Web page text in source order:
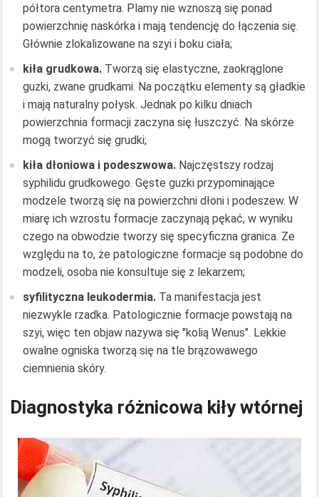
półtora centymetra. Plamy nie wznoszą się ponad
powierzchnię naskórka i mają tendencję do łączenia się.
Głównie zlokalizowane na szyi i boku ciała;
kiła grudkowa. Tworzą się elastyczne, zaokrąglone
guzki, zwane grudkami. Na początku elementy są gładkie
i mają naturalny połysk. Jednak po kilku dniach
powierzchnia formacji zaczyna się łuszczyć. Na skórze
mogą tworzyć się grudki;
kiła dłoniowa i podeszwowa. Najczęstszy rodzaj
syphilidu grudkowego. Gęste guzki przypominające
modzele tworzą się na powierzchni dłoni i podeszew. W
miarę ich wzrostu formacje zaczynają pękać, w wyniku
czego na obwodzie tworzy się specyficzna granica. Ze
względu na to, że patologiczne formacje są podobne do
modzeli, osoba nie konsultuje się z lekarzem;
syfilityczna leukodermia. Ta manifestacja jest
niezwykle rzadka. Patologicznie formacje powstają na
szyi, więc ten objaw nazywa się "kolią Wenus". Lekkie
owalne ogniska tworzą się na tle brązowawego
ciemnienia skóry.
Diagnostyka różnicowa kiły wtórnej